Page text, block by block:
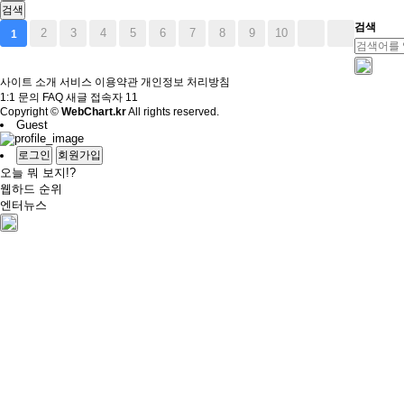
검색
1
2 3 4 5 6 7 8 9 10 검색
사이트 소개 서비스 이용약관 개인정보 처리방침
1:1 문의 FAQ 새글 접속자 11
Copyright © WebChart.krAll rights reserved.
Guest
로그인 회원가입
오늘 뭐 보지!?
웹하드 순위
엔터뉴스